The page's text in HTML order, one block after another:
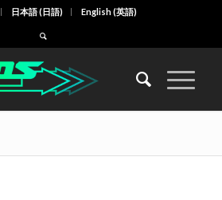
日本語(日語) English(英語)